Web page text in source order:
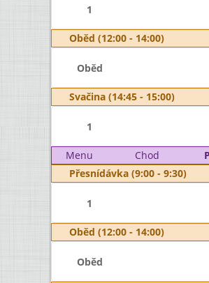
1
Oběd (12:00 - 14:00)
Oběd
Svačina (14:45 - 15:00)
1
Menu Chod
Přesnídávka (9:00 - 9:30)
1
Oběd (12:00 - 14:00)
Oběd